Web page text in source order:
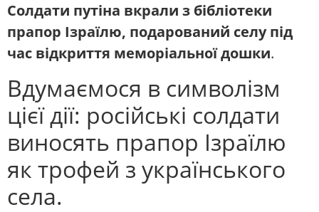
Солдати путіна вкрали з бібліотеки
прапор Ізраїлю, подарований селу під
час відкриття меморіальної дошки.
Вдумаємося в символізм
цієї дії: російські солдати
виносять прапор Ізраїлю
як трофей з українського
села.